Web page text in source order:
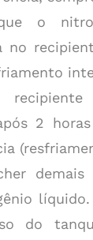
o
no
2
do